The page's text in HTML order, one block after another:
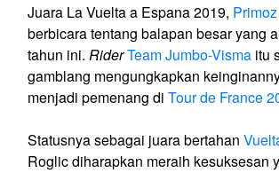
Juara La Vuelta a Espana 2019,
berbicara tentang balapan besar yang
tahun ini. RiderTeam Jumbo-Visma itu
gamblang mengungkapkan
menjadi pemenang di Tour de France
Statusnya sebagai juara bertahan
Roglic diharapkan meraih kesuksesan